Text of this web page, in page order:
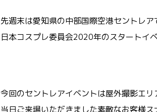
先週末は愛知県の中部国際空港セントレ
日本コスプレ委員会2020年のスタートイベ
今回のセントレアイベントは屋外撮影エ
当日ご来場いただきました素敵なお客様ス